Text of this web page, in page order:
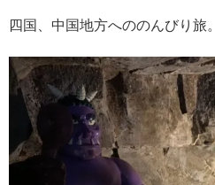
四国、中国地方へののんびり旅。